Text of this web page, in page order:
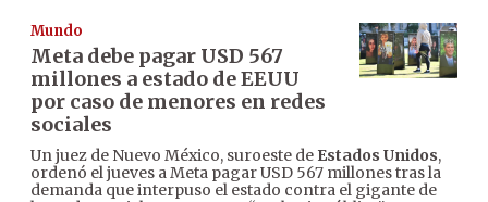
Mundo
Meta debe pagar USD 567
millones a estado de EEUU
por caso de menores en redes
sociales
Un juez de Nuevo México, suroeste de Estados Unidos,
ordenó el jueves a Meta pagar USD 567 millones tras la
demanda que interpuso el estado contra el gigante de